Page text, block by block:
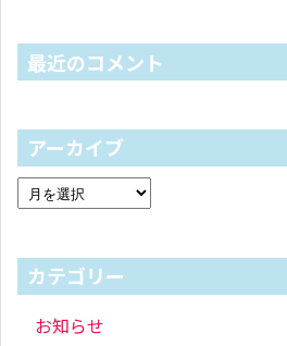
最近のコメント
アーカイブ
カテゴリー
お知らせ